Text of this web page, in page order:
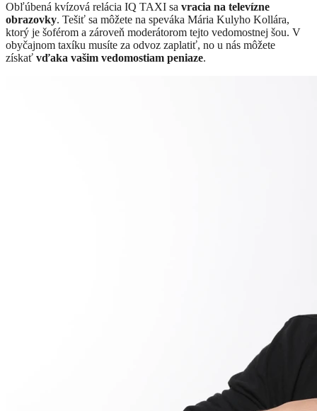
Obľúbená kvízová relácia IQ TAXI sa vracia na televízne
obrazovky. Tešiť sa môžete na speváka Mária Kulyho Kollára,
ktorý je šoférom a zároveň moderátorom tejto vedomostnej šou. V
obyčajnom taxíku musíte za odvoz zaplatiť, no u nás môžete
získať vďaka vašim vedomostiam peniaze.